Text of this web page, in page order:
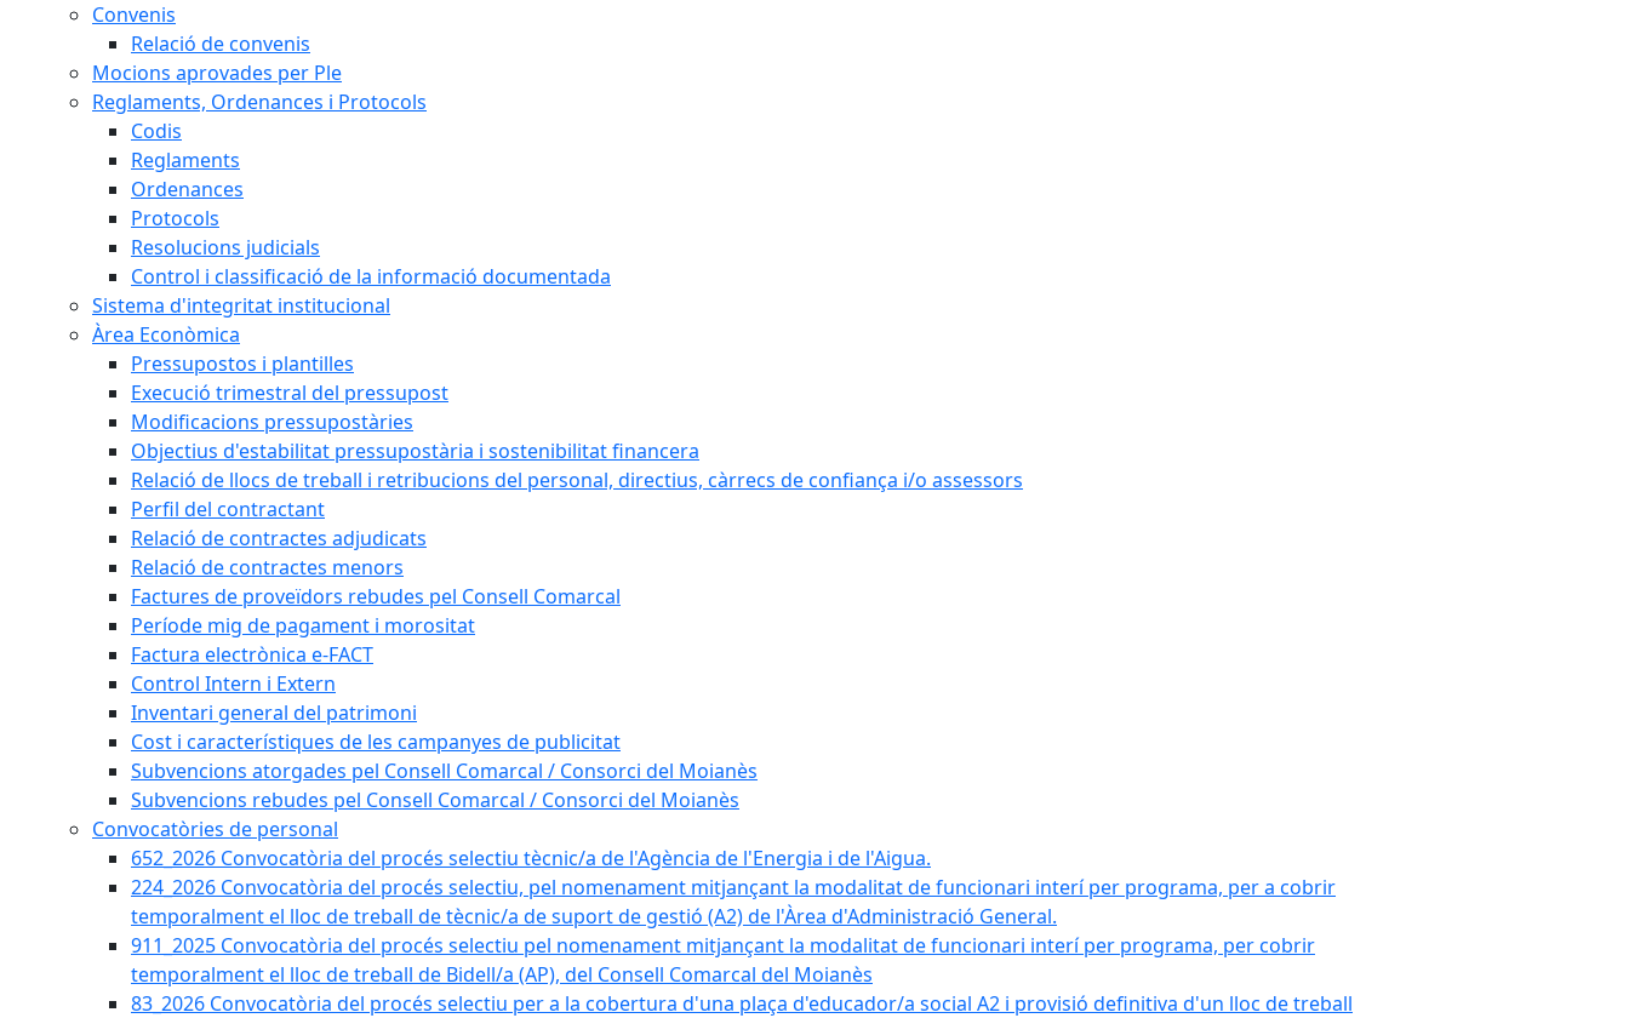
Convenis
Relació de convenis
Mocions aprovades per Ple
Reglaments, Ordenances i Protocols
Codis
Reglaments
Ordenances
Protocols
Resolucions judicials
Control i classificació de la informació documentada
Sistema d'integritat institucional
Àrea Econòmica
Pressupostos i plantilles
Execució trimestral del pressupost
Modificacions pressupostàries
Objectius d'estabilitat pressupostària i sostenibilitat financera
Relació de llocs de treball i retribucions del personal, directius, càrrecs de confiança i/o assessors
Perfil del contractant
Relació de contractes adjudicats
Relació de contractes menors
Factures de proveïdors rebudes pel Consell Comarcal
Període mig de pagament i morositat
Factura electrònica e-FACT
Control Intern i Extern
Inventari general del patrimoni
Cost i característiques de les campanyes de publicitat
Subvencions atorgades pel Consell Comarcal / Consorci del Moianès
Subvencions rebudes pel Consell Comarcal / Consorci del Moianès
Convocatòries de personal
652_2026 Convocatòria del procés selectiu tècnic/a de l'Agència de l'Energia i de l'Aigua.
224_2026 Convocatòria del procés selectiu, pel nomenament mitjançant la modalitat de funcionari interí per programa, per a cobrir
temporalment el lloc de treball de tècnic/a de suport de gestió (A2) de l'Àrea d'Administració General.
911_2025 Convocatòria del procés selectiu pel nomenament mitjançant la modalitat de funcionari interí per programa, per cobrir
temporalment el lloc de treball de Bidell/a (AP), del Consell Comarcal del Moianès
83_2026 Convocatòria del procés selectiu per a la cobertura d'una plaça d'educador/a social A2 i provisió definitiva d'un lloc de treball